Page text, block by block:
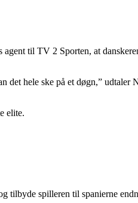
til TV 2 Sporten, at
det hele ske på et døgn,” udtaler
elite.
tilbyde spilleren til spanierne